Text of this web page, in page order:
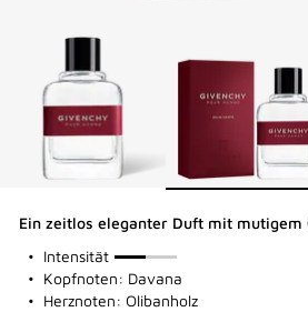
Ein zeitlos eleganter Duft mit mutigem
Intensität
50%
Kopfnoten: Davana
Herznoten: Olibanholz